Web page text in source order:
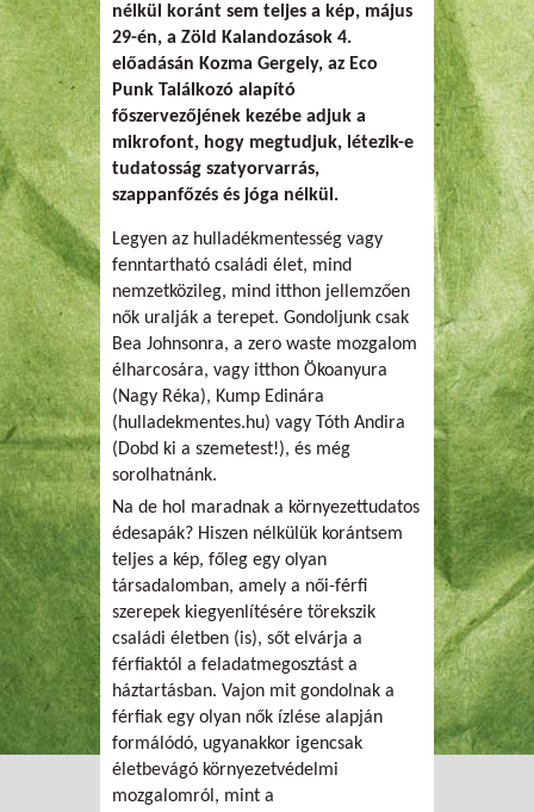
nélkül koránt sem teljes a kép, május
29-én, a Zöld Kalandozások 4.
előadásán Kozma Gergely, az Eco
Punk Találkozó alapító
főszervezőjének kezébe adjuk a
mikrofont, hogy megtudjuk, létezik-e
tudatosság szatyorvarrás,
szappanfőzés és jóga nélkül.
Legyen az hulladékmentesség vagy
fenntartható családi élet, mind
nemzetközileg, mind itthon jellemzően
nők uralják a terepet. Gondoljunk csak
Bea Johnsonra, a zero waste mozgalom
élharcosára, vagy itthon Ökoanyura
(Nagy Réka), Kump Edinára
(hulladekmentes.hu) vagy Tóth Andira
(Dobd ki a szemetest!), és még
sorolhatnánk.
Na de hol maradnak a környezettudatos
édesapák? Hiszen nélkülük korántsem
teljes a kép, főleg egy olyan
társadalomban, amely a női-férfi
szerepek kiegyenlítésére törekszik
családi életben (is), sőt elvárja a
férfiaktól a feladatmegosztást a
háztartásban. Vajon mit gondolnak a
férfiak egy olyan nők ízlése alapján
formálódó, ugyanakkor igencsak
életbevágó környezetvédelmi
mozgalomról, mint a